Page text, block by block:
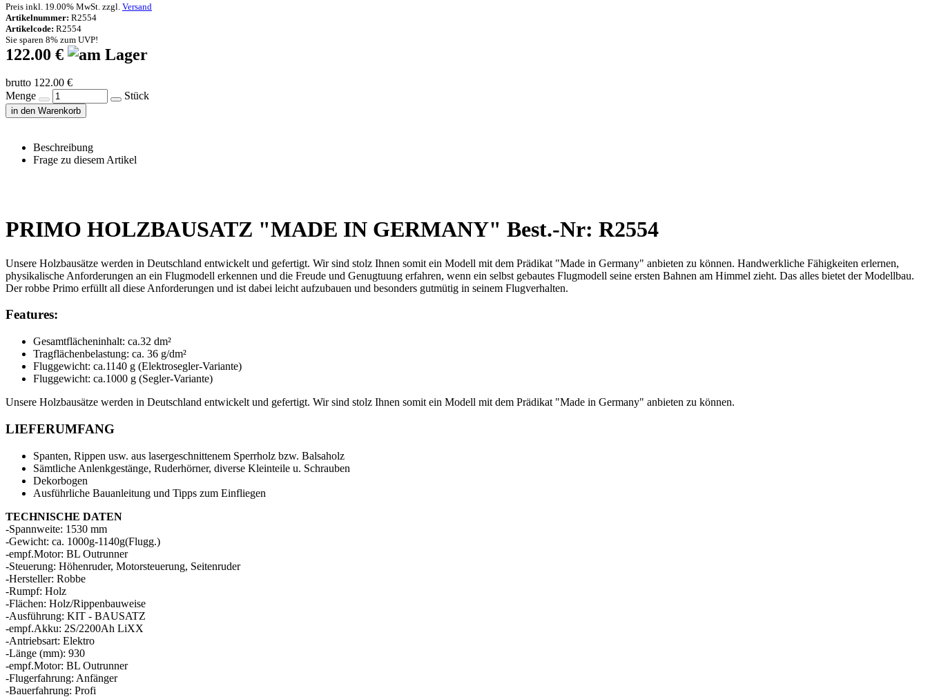
Preis inkl. 19.00% MwSt. zzgl. Versand
Artikelnummer: R2554
Artikelcode: R2554
Sie sparen 8% zum UVP!
122.00 €
brutto 122.00 €
Menge
Stück
in den Warenkorb
Beschreibung
Frage zu diesem Artikel
PRIMO HOLZBAUSATZ "MADE IN GERMANY" Best.-Nr: R2554
Unsere Holzbausätze werden in Deutschland entwickelt und gefertigt. Wir sind stolz Ihnen somit ein Modell mit dem Prädikat "Made in Germany" anbieten zu können. Handwerkliche Fähigkeiten erlernen,
physikalische Anforderungen an ein Flugmodell erkennen und die Freude und Genugtuung erfahren, wenn ein selbst gebautes Flugmodell seine ersten Bahnen am Himmel zieht. Das alles bietet der Modellbau.
Der robbe Primo erfüllt all diese Anforderungen und ist dabei leicht aufzubauen und besonders gutmütig in seinem Flugverhalten.
Features:
Gesamtflächeninhalt: ca.32 dm²
Tragflächenbelastung: ca. 36 g/dm²
Fluggewicht: ca.1140 g (Elektrosegler-Variante)
Fluggewicht: ca.1000 g (Segler-Variante)
Unsere Holzbausätze werden in Deutschland entwickelt und gefertigt. Wir sind stolz Ihnen somit ein Modell mit dem Prädikat "Made in Germany" anbieten zu können.
LIEFERUMFANG
Spanten, Rippen usw. aus lasergeschnittenem Sperrholz bzw. Balsaholz
Sämtliche Anlenkgestänge, Ruderhörner, diverse Kleinteile u. Schrauben
Dekorbogen
Ausführliche Bauanleitung und Tipps zum Einfliegen
TECHNISCHE DATEN
-Spannweite: 1530 mm
-Gewicht: ca. 1000g-1140g(Flugg.)
-empf.Motor: BL Outrunner
-Steuerung: Höhenruder, Motorsteuerung, Seitenruder
-Hersteller: Robbe
-Rumpf: Holz
-Flächen: Holz/Rippenbauweise
-Ausführung: KIT - BAUSATZ
-empf.Akku: 2S/2200Ah LiXX
-Antriebsart: Elektro
-Länge (mm): 930
-empf.Motor: BL Outrunner
-Flugerfahrung: Anfänger
-Bauerfahrung: Profi